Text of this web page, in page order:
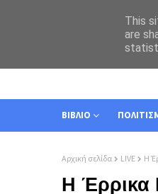
ΣΧΕΤΙΚΑ
ΒΙΒΛΙΟ
Αρχική σελίδα LIVE Η
Η Έρρικα
This
are